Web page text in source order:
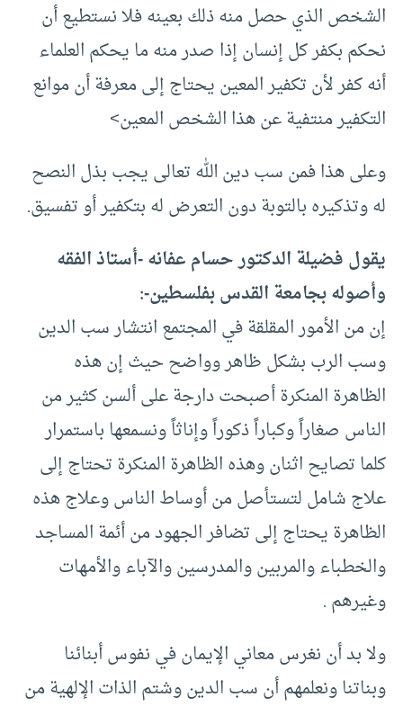
الشخص الذي حصل منه ذلك بعينه فلا نستطيع أن
نحكم بكفر كل إنسان إذا صدر منه ما يحكم العلماء
أنه كفر لأن تكفير المعين يحتاج إلى معرفة أن موانع
التكفير منتفية عن هذا الشخص المعين>
وعلى هذا فمن سب دين الله تعالى يجب بذل النصح
له وتذكيره بالتوبة دون التعرض له بتكفير أو تفسيق.
يقول فضيلة الدكتور حسام عفانه -أستاذ الفقه
وأصوله بجامعة القدس بفلسطين-:
إن من الأمور المقلقة في المجتمع انتشار سب الدين
وسب الرب بشكل ظاهر وواضح حيث إن هذه
الظاهرة المنكرة أصبحت دارجة على ألسن كثير من
الناس صغاراً وكباراً ذكوراً وإناثاً ونسمعها باستمرار
كلما تصايح اثنان وهذه الظاهرة المنكرة تحتاج إلى
علاج شامل لتستأصل من أوساط الناس وعلاج هذه
الظاهرة يحتاج إلى تضافر الجهود من أئمة المساجد
والخطباء والمربين والمدرسين والآباء والأمهات
وغيرهم .
ولا بد أن نغرس معاني الإيمان في نفوس أبنائنا
وبناتنا ونعلمهم أن سب الدين وشتم الذات الإلهية من